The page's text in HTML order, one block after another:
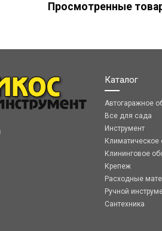
Просмотренные
Каталог
Автогаражное
Все для сада
Инструмент
Климатическое
Клининговое
Крепеж
Расходные
Ручной
Сантехника